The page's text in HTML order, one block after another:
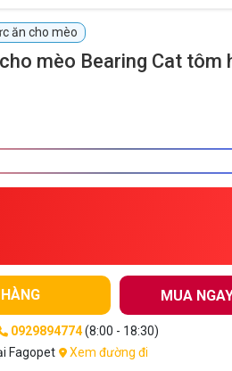
ăn cho mèo
mèo Bearing Cat tôm
MUA
0929894774(8:00 - 18:30)
Fagopet
Xem đường đi